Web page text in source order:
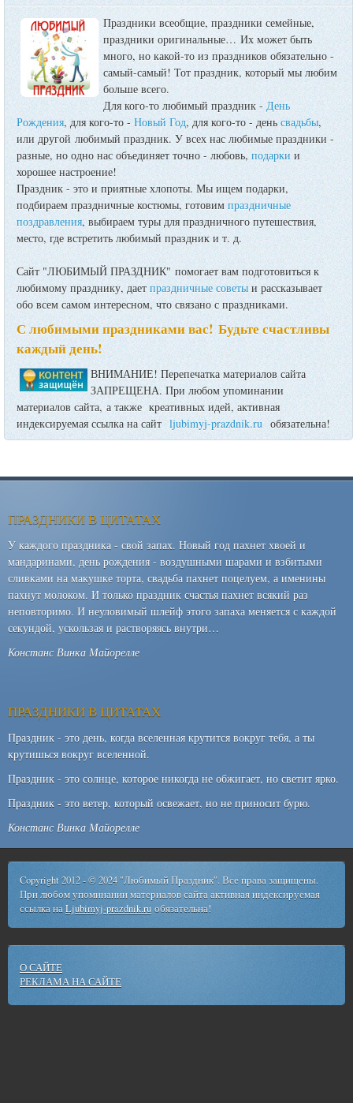
Праздники всеобщие, праздники семейные,
праздники оригинальные… Их может быть
много, но какой-то из праздников обязательно -
самый-самый! Тот праздник, который мы любим
больше всего.
Для кого-то любимый праздник - День
Рождения, для кого-то -Новый Год, для кого-то - деньсвадьбы,
или другой любимый праздник. У всех нас любимые праздники -
разные, но одно нас объединяет точно - любовь,подаркии
хорошее настроение!
Праздник - это и приятные хлопоты. Мы ищем подарки,
подбираем праздничные костюмы, готовимпраздничные
поздравления, выбираем туры для праздничного путешествия,
место, где встретить любимый праздник и т. д.
Сайт "ЛЮБИМЫЙ ПРАЗДНИК" помогает вам подготовиться к
любимому празднику, даетпраздничные советы и рассказывает
обо всем самом интересном, что связано с праздниками.
С любимыми праздниками вас! Будьте счастливы
каждый день!
ВНИМАНИЕ! Перепечатка материалов сайта
ЗАПРЕЩЕНА. При любом упоминании
материалов сайта, а также креативных идей, активная
индексируемая ссылка на сайт ljubimyj-prazdnik.ruобязательна!
ПРАЗДНИКИ В ЦИТАТАХ
У каждого праздника - свой запах. Новый год пахнет хвоей и
мандаринами, день рождения - воздушными шарами и взбитыми
сливками на макушке торта, свадьба пахнет поцелуем, а именины
пахнут молоком. И только праздник счастья пахнет всякий раз
неповторимо. И неуловимый шлейф этого запаха меняется с каждой
секундой, ускользая и растворяясь внутри…
Констанс Винка Майорелле
ПРАЗДНИКИ В ЦИТАТАХ
Праздник - это день, когда вселенная крутится вокруг тебя, а ты
крутишься вокруг вселенной.
Праздник - это солнце, которое никогда не обжигает, но светит ярко.
Праздник - это ветер, который освежает, но не приносит бурю.
Констанс Винка Майорелле
Copyright 2012 - © 2024 "Любимый Праздник". Все права защищены.
При любом упоминании материалов сайта активная индексируемая
ссылка наLjubimyj-prazdnik.ru обязательна!
О САЙТЕ
РЕКЛАМА НА САЙТЕ